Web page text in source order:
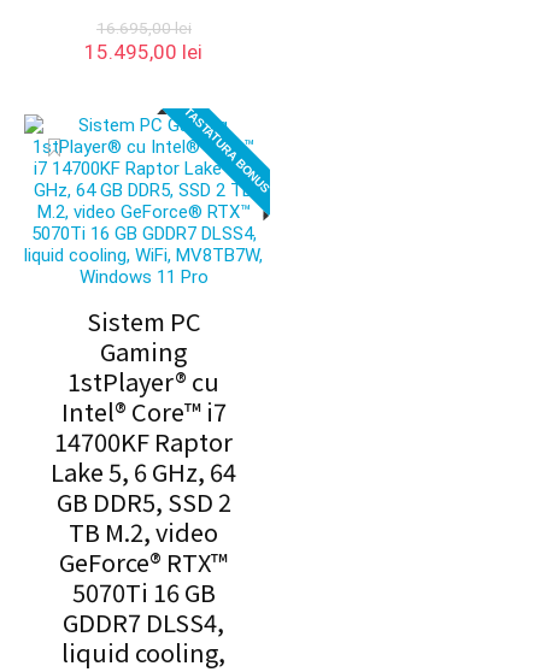
16.695,00lei
Prețul
fost:
16.695,00 lei.
15.495,00 lei
15.495,00 lei.
TASTATURA BONUS
Sistem PC
Gaming
1stPlayer® cu
Intel® Core™ i7
14700KF Raptor
Lake 5, 6 GHz, 64
GB DDR5, SSD 2
TB M.2, video
GeForce® RTX™
5070Ti 16 GB
GDDR7 DLSS4,
liquid cooling,